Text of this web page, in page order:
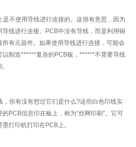
不使用导线进行连接的。这很有意思，因为
线进行连接。PCB中没有导线，而是利用铜
有元器件。如果使用导线进行连接，可能会
以制造******复杂的PCB板，******不需要导线
你有没有想过它们是什么?这些白色印线实
PCB信息印在板上，称为“丝网印刷”。它可
打印机打印在PCB上。